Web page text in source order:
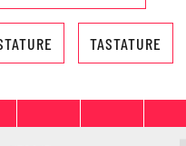
TASTATURE